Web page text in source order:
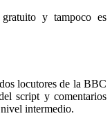
y tampoco es
locutores de la BBC
script y comentarios
intermedio.